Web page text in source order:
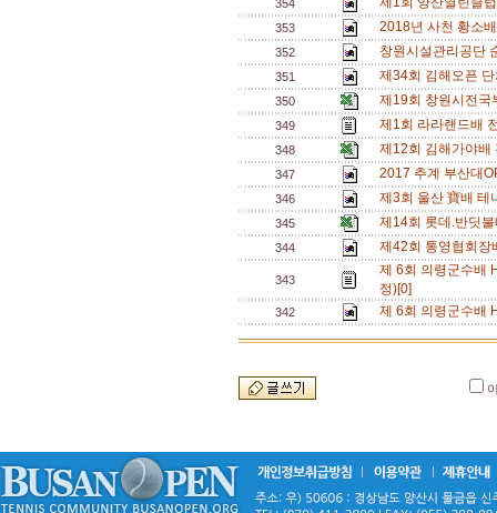
354
353 2018년 사천 황소
352 창원시설관리공단
351 제34회 김해오픈
350 제19회 창원시전
349 제1회 라라랜드배
348 제12회 김해가야
347 2017 추계 부산대
346 제3회 울산 寶배
345 제14회 롯데.반딧
344 제42회 통영협회
343
제 6회 의령군수배
정)[0]
342 제 6회 의령군수배